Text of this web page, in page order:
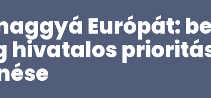
Európát:
hivatalos